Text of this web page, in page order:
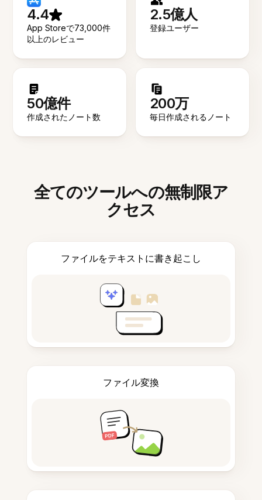
4.4
App Storeで73,000件
以上のレビュー
2.5億人
登録ユーザー
50億件
作成されたノート数
200万
毎日作成されるノート
全てのツールへの無制限ア
クセス
ファイルをテキストに書き起こし
ファイル変換